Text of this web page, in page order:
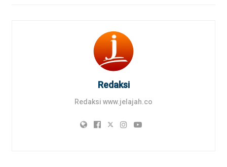
Redaksi
Redaksi www.jelajah.co